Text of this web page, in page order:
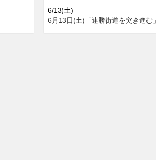
6/13(土)
6月13日(土)「連勝街道を突き進む」